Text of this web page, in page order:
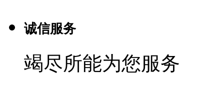
诚信服务
竭尽所能为您服务